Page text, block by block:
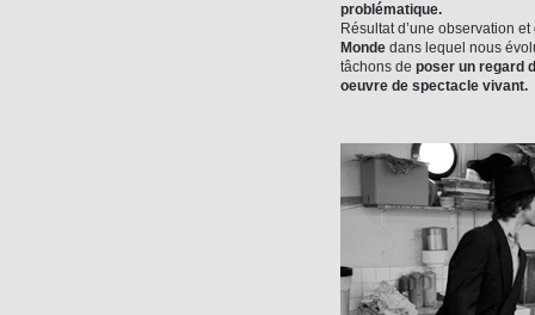
problématique.
Résultat d’une observation et
Monde dans lequel nous
tâchons de poser un regard
oeuvre de spectacle vivant.